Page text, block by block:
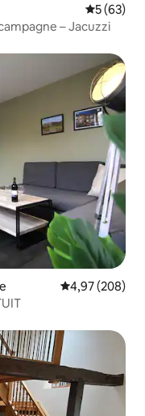
5 (63)
– Jacuzzi
Évaluation
4,97 (208)